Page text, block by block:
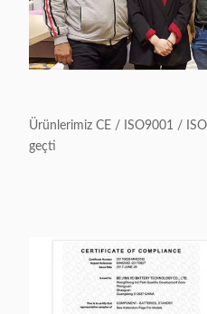
Ürünlerimiz CE / ISO9001 /
geçti